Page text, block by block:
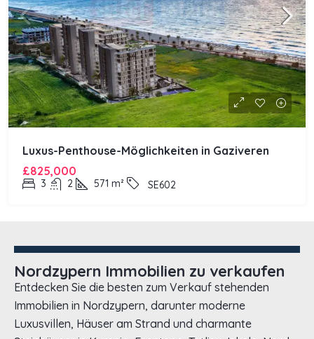
Luxus-Penthouse-Möglichkeiten in Gaziveren
£825,000
3 2 571 m² SE602
Nordzypern Immobilien zu verkaufen
Entdecken Sie die besten zum Verkauf stehenden
Immobilien in Nordzypern, darunter moderne
Luxusvillen, Häuser am Strand und charmante